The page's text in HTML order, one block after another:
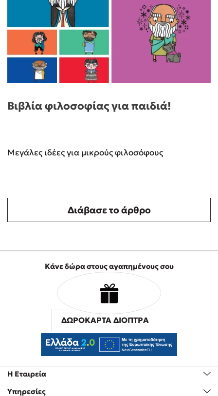
Βιβλία φιλοσοφίας για παιδιά!
Μεγάλες ιδέες για μικρούς φιλοσόφους
Διάβασε το άρθρο
Η Εταιρεία
Υπηρεσίες
Κάνε δώρα στους αγαπημένους σου
ΔΩΡΟΚΑΡΤΑ ΔΙΟΠΤΡΑ